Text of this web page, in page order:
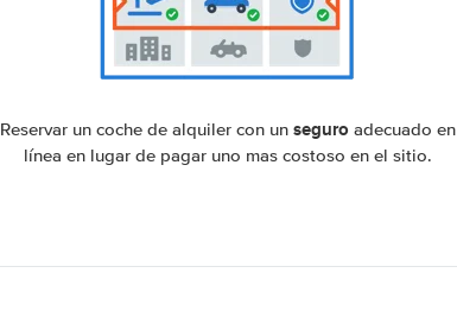
Reservar un coche de alquiler con un seguro adecuado en
línea en lugar de pagar uno mas costoso en el sitio.